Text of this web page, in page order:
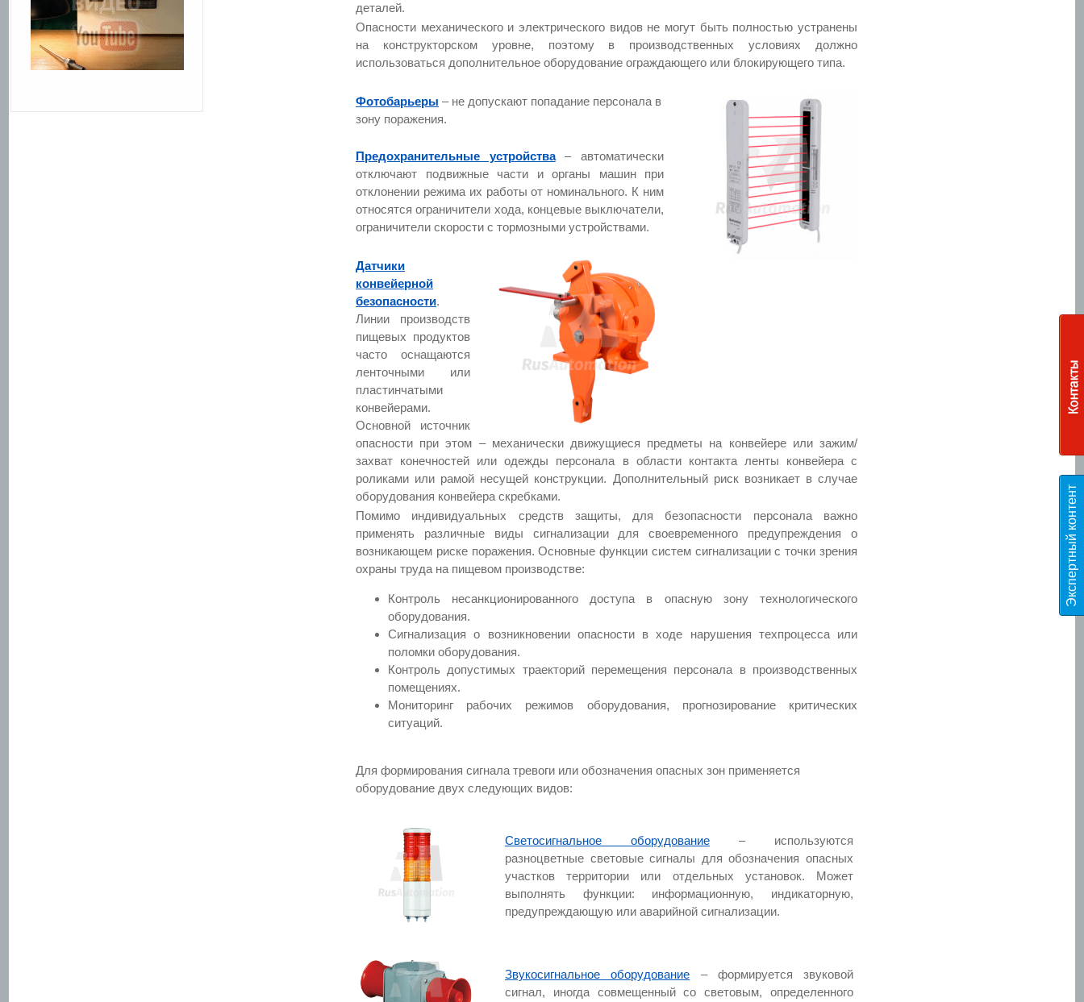
Э
к
с
п
е
р
т
н
ы
й
к
о
н
т
е
н
т
T
E
S
деталей.
Опасности механического и электрического видов не могут быть полностью устранены
на конструкторском уровне, поэтому в производственных условиях должно
использоваться дополнительное оборудование ограждающего или блокирующего типа.
Фотобарьеры – не допускают попадание персонала в
зону поражения.
Предохранительные устройства– автоматически
отключают подвижные части и органы машин при
отклонении режима их работы от номинального. К ним
относятся ограничители хода, концевые выключатели,
ограничители скорости с тормозными устройствами.
Датчики
конвейерной
безопасности.
Линии производств
пищевых продуктов
часто оснащаются
ленточными или
пластинчатыми
конвейерами.
Основной источник
опасности при этом – механически движущиеся предметы на конвейере или зажим/
захват конечностей или одежды персонала в области контакта ленты конвейера с
роликами или рамой несущей конструкции. Дополнительный риск возникает в случае
оборудования конвейера скребками.
Помимо индивидуальных средств защиты, для безопасности персонала важно
применять различные виды сигнализации для своевременного предупреждения о
возникающем риске поражения. Основные функции систем сигнализации с точки зрения
охраны труда на пищевом производстве:
Контроль несанкционированного доступа в опасную зону технологического
оборудования.
Сигнализация о возникновении опасности в ходе нарушения техпроцесса или
поломки оборудования.
Контроль допустимых траекторий перемещения персонала в производственных
помещениях.
Мониторинг рабочих режимов оборудования, прогнозирование критических
ситуаций.
Для формирования сигнала тревоги или обозначения опасных зон применяется
оборудование двух следующих видов:
Светосигнальное оборудование – используются
разноцветные световые сигналы для обозначения опасных
участков территории или отдельных установок. Может
выполнять функции: информационную, индикаторную,
предупреждающую или аварийной сигнализации.
Звукосигнальное оборудование – формируется звуковой
сигнал, иногда совмещенный со световым, определенного